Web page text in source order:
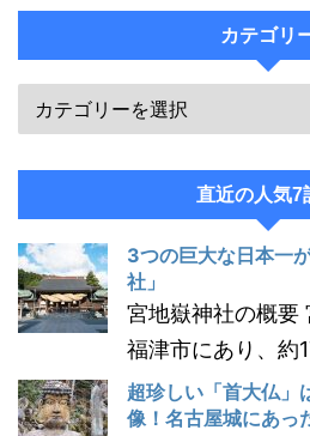
カテゴリ
直近の人気7
3つの巨大な日本一
社」
宮地嶽神社の概要
福津市にあり、約
超珍しい「首大仏」
像！名古屋城にあっ